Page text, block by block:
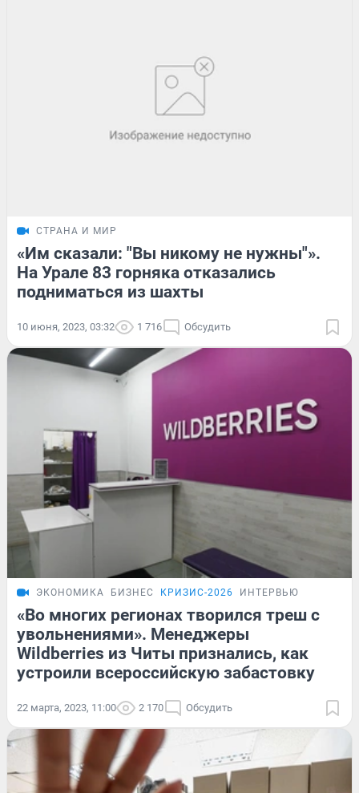
СТРАНА И МИР
«Им сказали: "Вы никому не нужны"».
На Урале 83 горняка отказались
подниматься из шахты
10 июня, 2023, 03:32 1 716 Обсудить
ЭКОНОМИКА БИЗНЕС КРИЗИС-2026 ИНТЕРВЬЮ
«Во многих регионах творился треш с
увольнениями». Менеджеры
Wildberries из Читы признались, как
устроили всероссийскую забастовку
22 марта, 2023, 11:00 2 170 Обсудить